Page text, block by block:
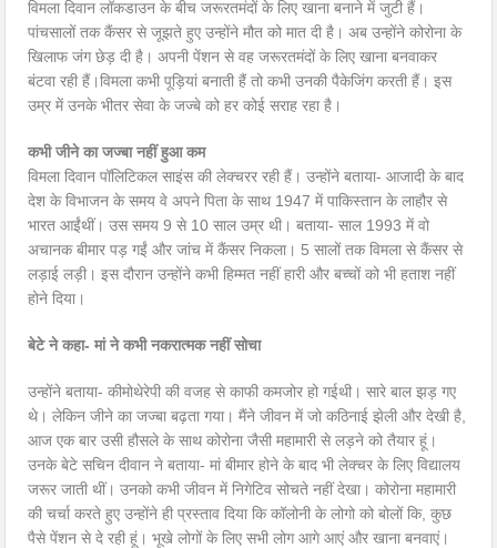
विमला दिवान लॉकडाउन के बीच जरूरतमंदों के लिए खाना बनाने में जुटी हैं।
पांचसालों तक कैंसर से जूझते हुए उन्होंने मौत को मात दी है। अब उन्होंने कोरोना के
खिलाफ जंग छेड़ दी है। अपनी पेंशन से वह जरूरतमंदों के लिए खाना बनवाकर
बंटवा रही हैं।विमला कभी पूड़ियां बनाती हैं तो कभी उनकी पैकेजिंग करती हैं। इस
उम्र में उनके भीतर सेवा के जज्बे को हर कोई सराह रहा है।
कभी जीने का जज्बा नहीं हुआ कम
विमला दिवान पॉलिटिकल साइंस की लेक्चरर रही हैं। उन्होंने बताया- आजादी के बाद
देश के विभाजन के समय वे अपने पिता के साथ 1947 में पाकिस्तान के लाहौर से
भारत आईंथीं। उस समय 9 से 10 साल उम्र थी। बताया- साल 1993 में वो
अचानक बीमार पड़ गईं और जांच में कैंसर निकला। 5 सालों तक विमला से कैंसर से
लड़ाई लड़ी। इस दौरान उन्होंने कभी हिम्मत नहीं हारी और बच्चों को भी हताश नहीं
होने दिया।
बेटे ने कहा- मां ने कभी नकरात्मक नहीं सोचा
उन्होंने बताया- कीमोथेरेपी की वजह से काफी कमजोर हो गईथी। सारे बाल झड़ गए
थे। लेकिन जीने का जज्बा बढ़ता गया। मैंने जीवन में जो कठिनाई झेली और देखी है,
आज एक बार उसी हौसले के साथ कोरोना जैसी महामारी से लड़ने को तैयार हूं।
उनके बेटे सचिन दीवान ने बताया- मां बीमार होने के बाद भी लेक्चर के लिए विद्यालय
जरूर जाती थीं। उनको कभी जीवन में निगेटिव सोचते नहीं देखा। कोरोना महामारी
की चर्चा करते हुए उन्होंने ही प्रस्ताव दिया कि कॉलोनी के लोगो को बोलों कि, कुछ
पैसे पेंशन से दे रही हूं। भूखे लोगों के लिए सभी लोग आगे आएं और खाना बनवाएं।